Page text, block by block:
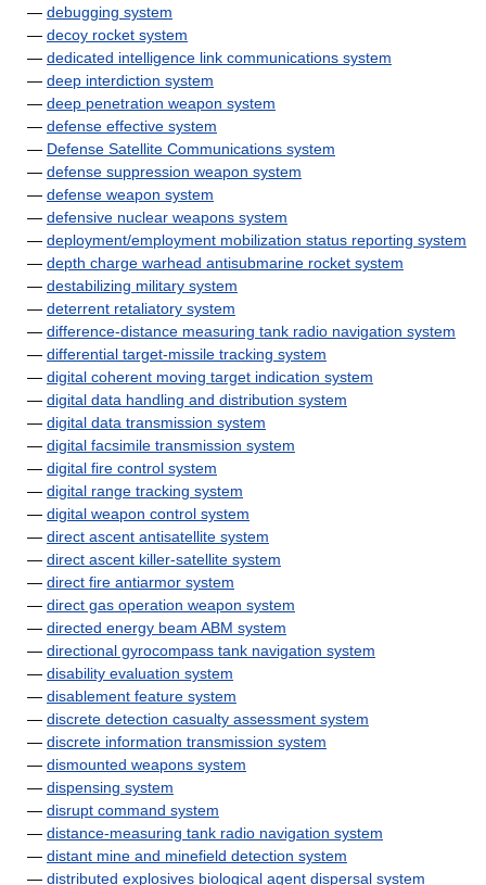
— debugging system
— decoy rocket system
— dedicated intelligence link communications system
— deep interdiction system
— deep penetration weapon system
— defense effective system
— Defense Satellite Communications system
— defense suppression weapon system
— defense weapon system
— defensive nuclear weapons system
— deployment/employment mobilization status reporting system
— depth charge warhead antisubmarine rocket system
— destabilizing military system
— deterrent retaliatory system
— difference-distance measuring tank radio navigation system
— differential target-missile tracking system
— digital coherent moving target indication system
— digital data handling and distribution system
— digital data transmission system
— digital facsimile transmission system
— digital fire control system
— digital range tracking system
— digital weapon control system
— direct ascent antisatellite system
— direct ascent killer-satellite system
— direct fire antiarmor system
— direct gas operation weapon system
— directed energy beam ABM system
— directional gyrocompass tank navigation system
— disability evaluation system
— disablement feature system
— discrete detection casualty assessment system
— discrete information transmission system
— dismounted weapons system
— dispensing system
— disrupt command system
— distance-measuring tank radio navigation system
— distant mine and minefield detection system
— distributed explosives biological agent dispersal system